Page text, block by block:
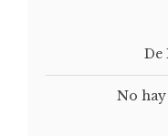
De
No